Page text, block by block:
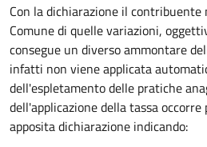
Con la dichiarazione il contribuente
Comune di quelle variazioni,
consegue un diverso ammontare
infatti non viene applicata
dell'espletamento delle pratiche
dell'applicazione della tassa
apposita dichiarazione indicando: